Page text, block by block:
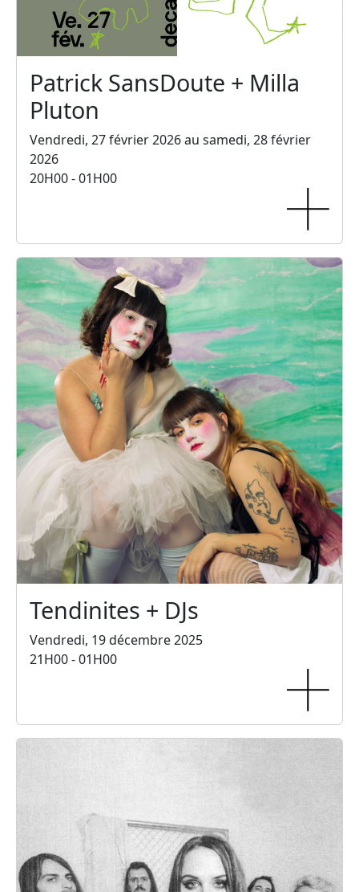
Patrick SansDoute + Milla
Pluton
Vendredi, 27 février 2026 au samedi, 28 février
2026
20H00 - 01H00
Tendinites + DJs
Vendredi, 19 décembre 2025
21H00 - 01H00